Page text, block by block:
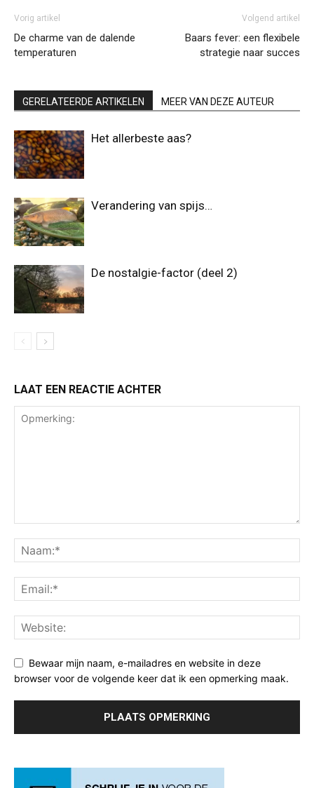
Vorig artikel
De charme van de dalende
temperaturen
Volgend artikel
Baars fever: een flexibele
strategie naar succes
GERELATEERDE ARTIKELEN MEER VAN DEZE AUTEUR
Het allerbeste aas?
Verandering van spijs…
De nostalgie-factor (deel 2)
LAAT EEN REACTIE ACHTER
Bewaar mijn naam, e-mailadres en website in deze
browser voor de volgende keer dat ik een opmerking maak.